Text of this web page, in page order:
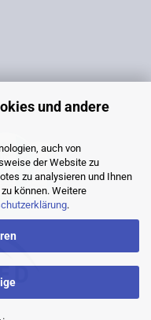
und andere
auch von
der Website zu
zu analysieren und Ihnen
können. Weitere
.